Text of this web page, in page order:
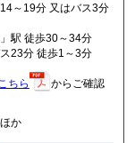
～19分 又はバス3分
駅 徒歩30～34分
23分 徒歩1～3分
ちら
からご確認
か